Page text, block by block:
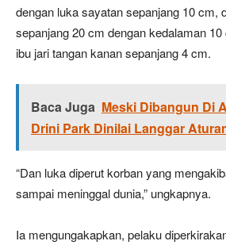
dengan luka sayatan sepanjang 10 cm,
sepanjang 20 cm dengan kedalaman
ibu jari tangan kanan sepanjang 4 cm.
Baca Juga Meski Dibangun Di
Drini Park Dinilai Langgar
“Dan luka diperut korban yang
sampai meninggal dunia,” ungkapnya.
Ia mengungakapkan, pelaku